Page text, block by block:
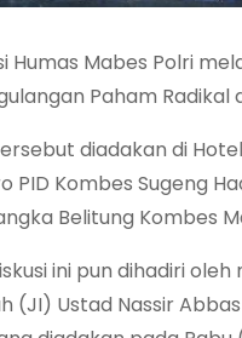
Humas Mabes Polri
Paham Radikal
diadakan di
PID Kombes Sugeng
Belitung Kombes
ini pun dihadiri
(JI) Ustad Nassir